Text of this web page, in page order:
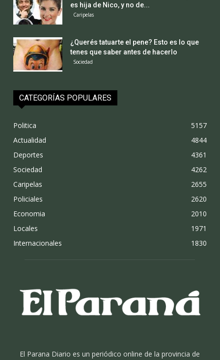
es hija de Nico, y no de...
Caripelas
¿Querés tatuarte el pene? Esto es lo que
tenes que saber antes de hacerlo
Sociedad
CATEGORÍAS POPULARES
Politica
5157
Actualidad
4844
Deportes
4361
Sociedad
4262
Caripelas
2655
Policiales
2620
Economia
2010
Locales
1971
Internacionales
1830
El Parana Diario es un periódico online de la provincia de